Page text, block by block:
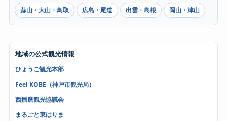
蒜山・大山・鳥取 広島・尾道 出雲・島根 岡山・津山
地域の公式観光情報
ひょうご観光本部
Feel KOBE（神戸市観光局）
西播磨観光協議会
まるごと東はりま